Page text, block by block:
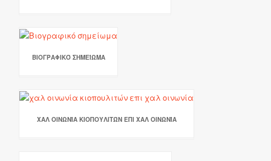
ΒΙΟΓΡΑΦΙΚΌ ΣΗΜΕΊΩΜΑ
ΧΑΛ ΟΙΝΩΝΊΑ ΚΙΟΠΟΥΛΙΤΏΝ ΕΠΙ ΧΑΛ ΟΙΝΩΝΊΑ